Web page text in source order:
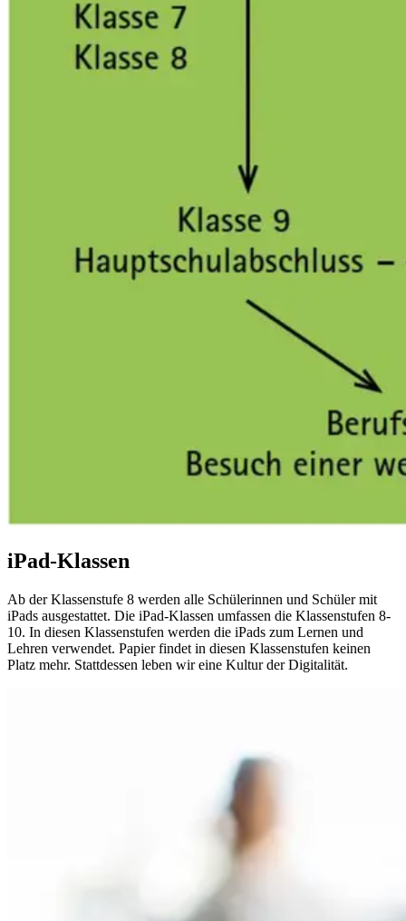
iPad-Klassen
Ab der Klassenstufe 8 werden alle Schülerinnen und Schüler mit
iPads ausgestattet. Die iPad-Klassen umfassen die Klassenstufen 8-
10. In diesen Klassenstufen werden die iPads zum Lernen und
Lehren verwendet. Papier findet in diesen Klassenstufen keinen
Platz mehr. Stattdessen leben wir eine Kultur der Digitalität.